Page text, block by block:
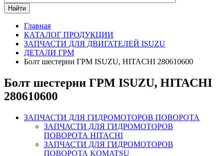
Найти
Главная
КАТАЛОГ ПРОДУКЦИИ
ЗАПЧАСТИ ДЛЯ ДВИГАТЕЛЕЙ ISUZU
ДЕТАЛИ ГРМ
Болт шестерни ГРМ ISUZU, HITACHI 280610600
Болт шестерни ГРМ ISUZU, HITACHI
280610600
ЗАПЧАСТИ ДЛЯ ГИДРОМОТОРОВ ПОВОРОТА
ЗАПЧАСТИ ДЛЯ ГИДРОМОТОРОВ
ПОВОРОТА HITACHI
ЗАПЧАСТИ ДЛЯ ГИДРОМОТОРОВ
ПОВОРОТА KOMATSU